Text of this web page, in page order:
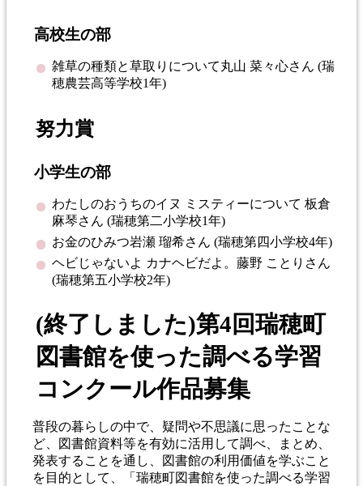
高校生の部
雑草の種類と草取りについて丸山 菜々心さん (瑞
穂農芸高等学校1年)
努力賞
小学生の部
わたしのおうちのイヌ ミスティーについて 板倉
麻琴さん (瑞穂第二小学校1年)
お金のひみつ岩瀬 瑠希さん (瑞穂第四小学校4年)
ヘビじゃないよ カナヘビだよ。藤野 ことりさん
(瑞穂第五小学校2年)
(終了しました)第4回瑞穂町
図書館を使った調べる学習
コンクール作品募集
普段の暮らしの中で、疑問や不思議に思ったことな
ど、図書館資料等を有効に活用して調べ、まとめ、
発表することを通し、図書館の利用価値を学ぶこと
を目的として、「瑞穂町図書館を使った調べる学習